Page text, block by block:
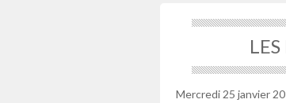
Mercredi 25 janvier